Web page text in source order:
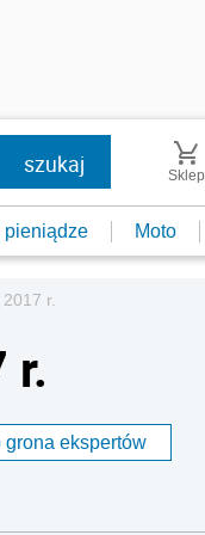
Sklep
pieniądze Moto
r.
r.
grona ekspertów